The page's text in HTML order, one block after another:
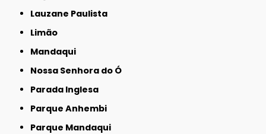
Lauzane Paulista
Limão
Mandaqui
Nossa Senhora do Ó
Parada Inglesa
Parque Anhembi
Parque Mandaqui